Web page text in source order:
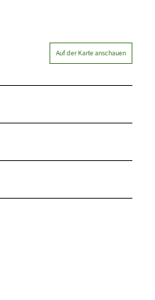
Auf der Karte anschauen